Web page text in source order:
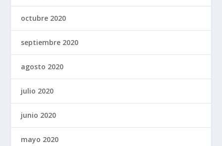
octubre 2020
septiembre 2020
agosto 2020
julio 2020
junio 2020
mayo 2020